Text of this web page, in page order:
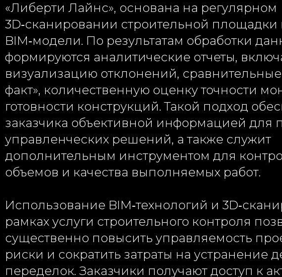
«Либерти Лайнс», основана на регулярном
3D‑сканировании строительной площадки
BIM‑модели. По результатам обработки
формируются аналитические отчеты,
визуализацию отклонений,
факт», количественную оценку точности
готовности конструкций. Такой подход
заказчика объективной информацией для
управленческих решений, а также служит
дополнительным инструментом для
объемов и качества выполняемых работ.
Использование BIM‑технологий и
рамках услуги строительного контроля
существенно повысить управляемость
риски и сократить затраты на устранение
переделок. Заказчики получают доступ к